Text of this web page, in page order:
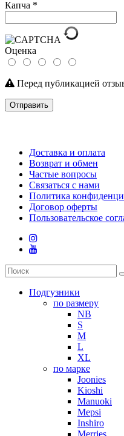
Капча *
Оценка
Перед публикацией
Отправить
Доставка и оплата
Возврат и обмен
Частые вопросы
Связаться с нами
Политика
Договор оферты
Пользовательское
Подгузники
по размеру
NB
S
M
L
XL
по марке
Joonies
Kioshi
Manuoki
Mepsi
Inshiro
Merries